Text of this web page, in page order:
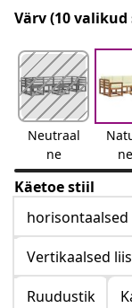
Värv(10 valikud
Neutraal
ne
Käetoe stiil
Vertikaalsed
Ruudustik